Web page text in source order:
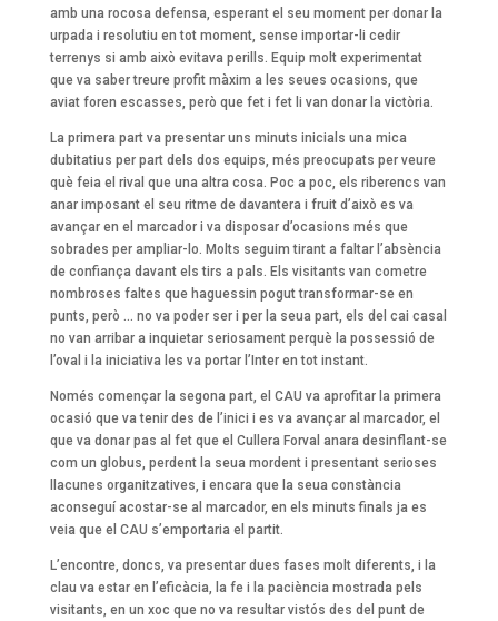
amb una rocosa defensa, esperant el seu moment per donar la
urpada i resolutiu en tot moment, sense importar-li cedir
terrenys si amb això evitava perills. Equip molt experimentat
que va saber treure profit màxim a les seues ocasions, que
aviat foren escasses, però que fet i fet li van donar la victòria.
La primera part va presentar uns minuts inicials una mica
dubitatius per part dels dos equips, més preocupats per veure
què feia el rival que una altra cosa. Poc a poc, els riberencs van
anar imposant el seu ritme de davantera i fruit d’això es va
avançar en el marcador i va disposar d’ocasions més que
sobrades per ampliar-lo. Molts seguim tirant a faltar l’absència
de confiança davant els tirs a pals. Els visitants van cometre
nombroses faltes que haguessin pogut transformar-se en
punts, però … no va poder ser i per la seua part, els del cai casal
no van arribar a inquietar seriosament perquè la possessió de
l’oval i la iniciativa les va portar l’Inter en tot instant.
Només començar la segona part, el CAU va aprofitar la primera
ocasió que va tenir des de l’inici i es va avançar al marcador, el
que va donar pas al fet que el Cullera Forval anara desinflant-se
com un globus, perdent la seua mordent i presentant serioses
llacunes organitzatives, i encara que la seua constància
aconseguí acostar-se al marcador, en els minuts finals ja es
veia que el CAU s’emportaria el partit.
L’encontre, doncs, va presentar dues fases molt diferents, i la
clau va estar en l’eficàcia, la fe i la paciència mostrada pels
visitants, en un xoc que no va resultar vistós des del punt de